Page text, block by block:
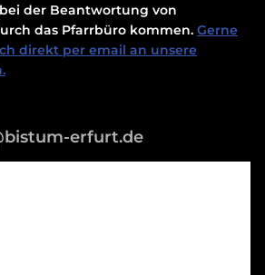
der Beantwortung von
das Pfarrbüro kommen. Gerne
direkt per email an unsere
erfurt.de